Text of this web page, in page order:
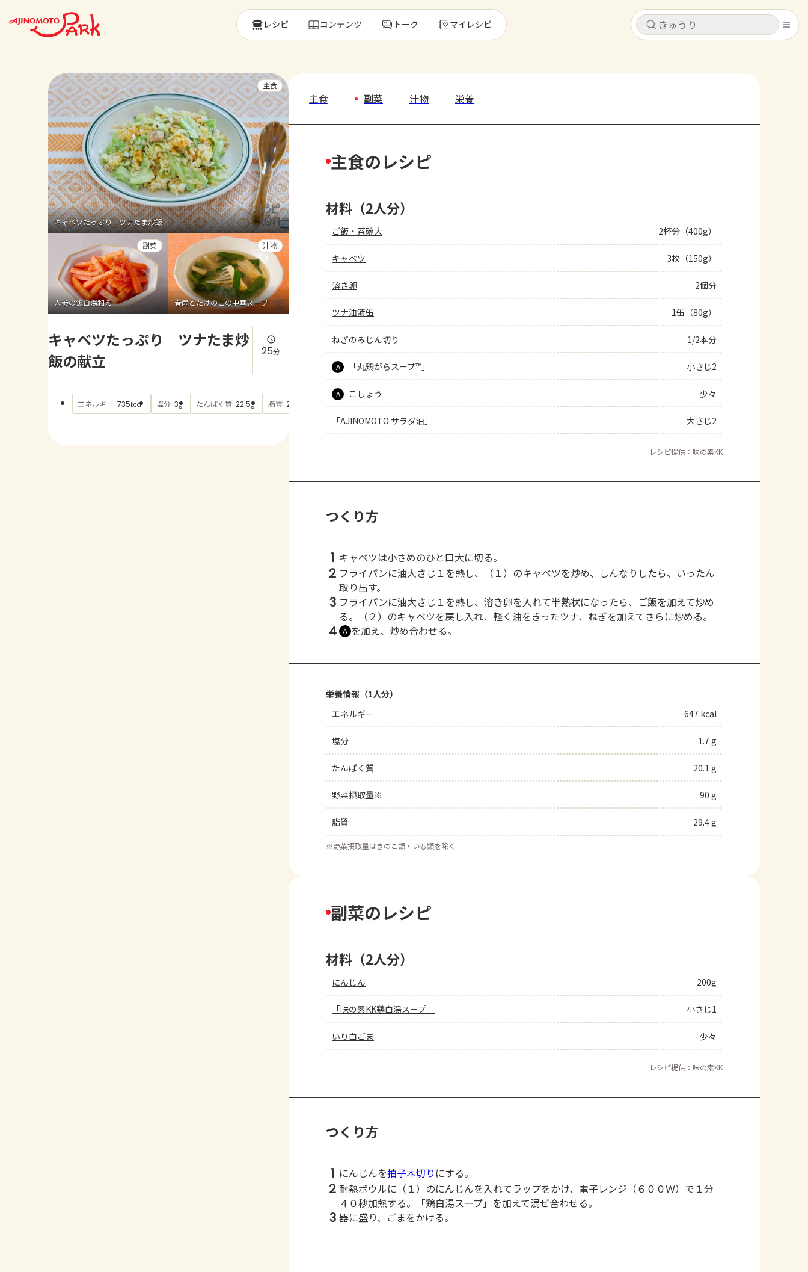
キャンセル
よくあるお問い合わせ
お買い物
キャンセル
レシピ コンテンツ トーク マイレシピ
キャベツたっぷり ツナたま炒飯
主食
人参の鶏白湯和え
副菜
春雨とたけのこの中華スープ
汁物
キャベツたっぷり ツナたま炒
飯の献立
25分
エネルギー 735kcal 塩分 3g たんぱく質 22.5g 脂質 29.8 もっと見る
主食 副菜 汁物 栄養
主食のレシピ
材料（2人分）
ご飯・茶碗大 2杯分（400g）
キャベツ 3枚（150g）
溶き卵 2個分
ツナ油漬缶 1缶（80g）
ねぎのみじん切り 1/2本分
A 「丸鶏がらスープ™」 小さじ2
A こしょう 少々
「AJINOMOTO サラダ油」 大さじ2
レシピ提供：味の素KK
つくり方
1 キャベツは小さめのひと口大に切る。
2 フライパンに油大さじ１を熱し、（１）のキャベツを炒め、しんなりしたら、いったん
取り出す。
3 フライパンに油大さじ１を熱し、溶き卵を入れて半熟状になったら、ご飯を加えて炒め
る。（２）のキャベツを戻し入れ、軽く油をきったツナ、ねぎを加えてさらに炒める。
4 Ａ を加え、炒め合わせる。
栄養情報（1人分）
エネルギー
647 kcal
塩分 1.7 g
たんぱく質 20.1 g
野菜摂取量※ 90 g
脂質 29.4 g
※野菜摂取量はきのこ類・いも類を除く
副菜のレシピ
材料（2人分）
にんじん 200g
「味の素KK鶏白湯スープ」 小さじ1
いり白ごま 少々
レシピ提供：味の素KK
つくり方
1 にんじんを拍子木切り にする。
2 耐熱ボウルに（１）のにんじんを入れてラップをかけ、電子レンジ（６００Ｗ）で１分
４０秒加熱する。「鶏白湯スープ」を加えて混ぜ合わせる。
3 器に盛り、ごまをかける。